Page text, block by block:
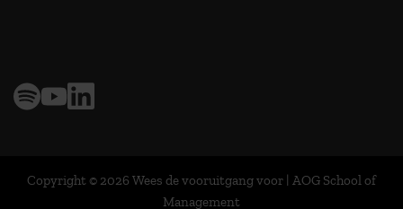
Copyright © 2026 Wees de vooruitgang voor | AOG School of
Management